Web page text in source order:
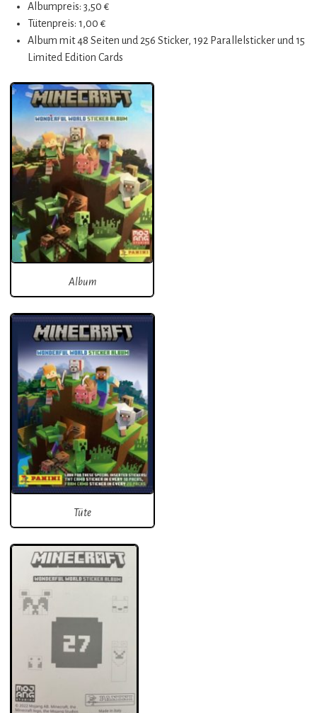
Albumpreis: 3,50 €
Tütenpreis: 1,00 €
Album mit 48 Seiten und 256 Sticker, 192 Parallelsticker und 15
Limited Edition Cards
Album
Tüte